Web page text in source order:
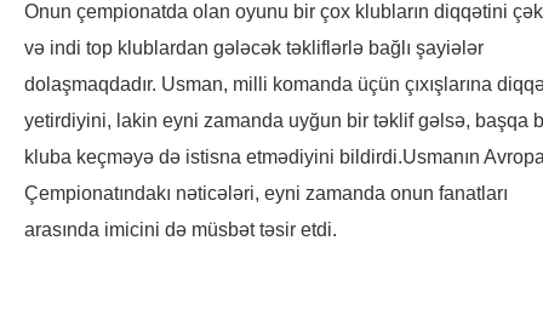
Onun çempionatda olan oyunu bir çox klubların diqqətini
və indi top klublardan gələcək təkliflərlə bağlı şayiələr
dolaşmaqdadır. Usman, milli komanda üçün çıxışlarına
yetirdiyini, lakin eyni zamanda uyğun bir təklif gəlsə, başqa
kluba keçməyə də istisna etmədiyini bildirdi.Usmanın
Çempionatındakı nəticələri, eyni zamanda onun fanatları
arasında imicini də müsbət təsir etdi.